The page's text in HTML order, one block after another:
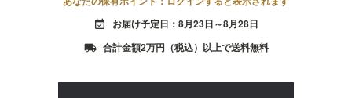
event_available お届け予定日：8月23日～8月28日
local_shipping 合計金額2万円（税込）以上で送料無料